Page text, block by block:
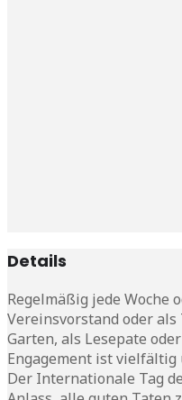
Details
Regelmäßig jede Woche
Vereinsvorstand oder
Garten, als Lesepate
Engagement ist
Der Internationale Tag